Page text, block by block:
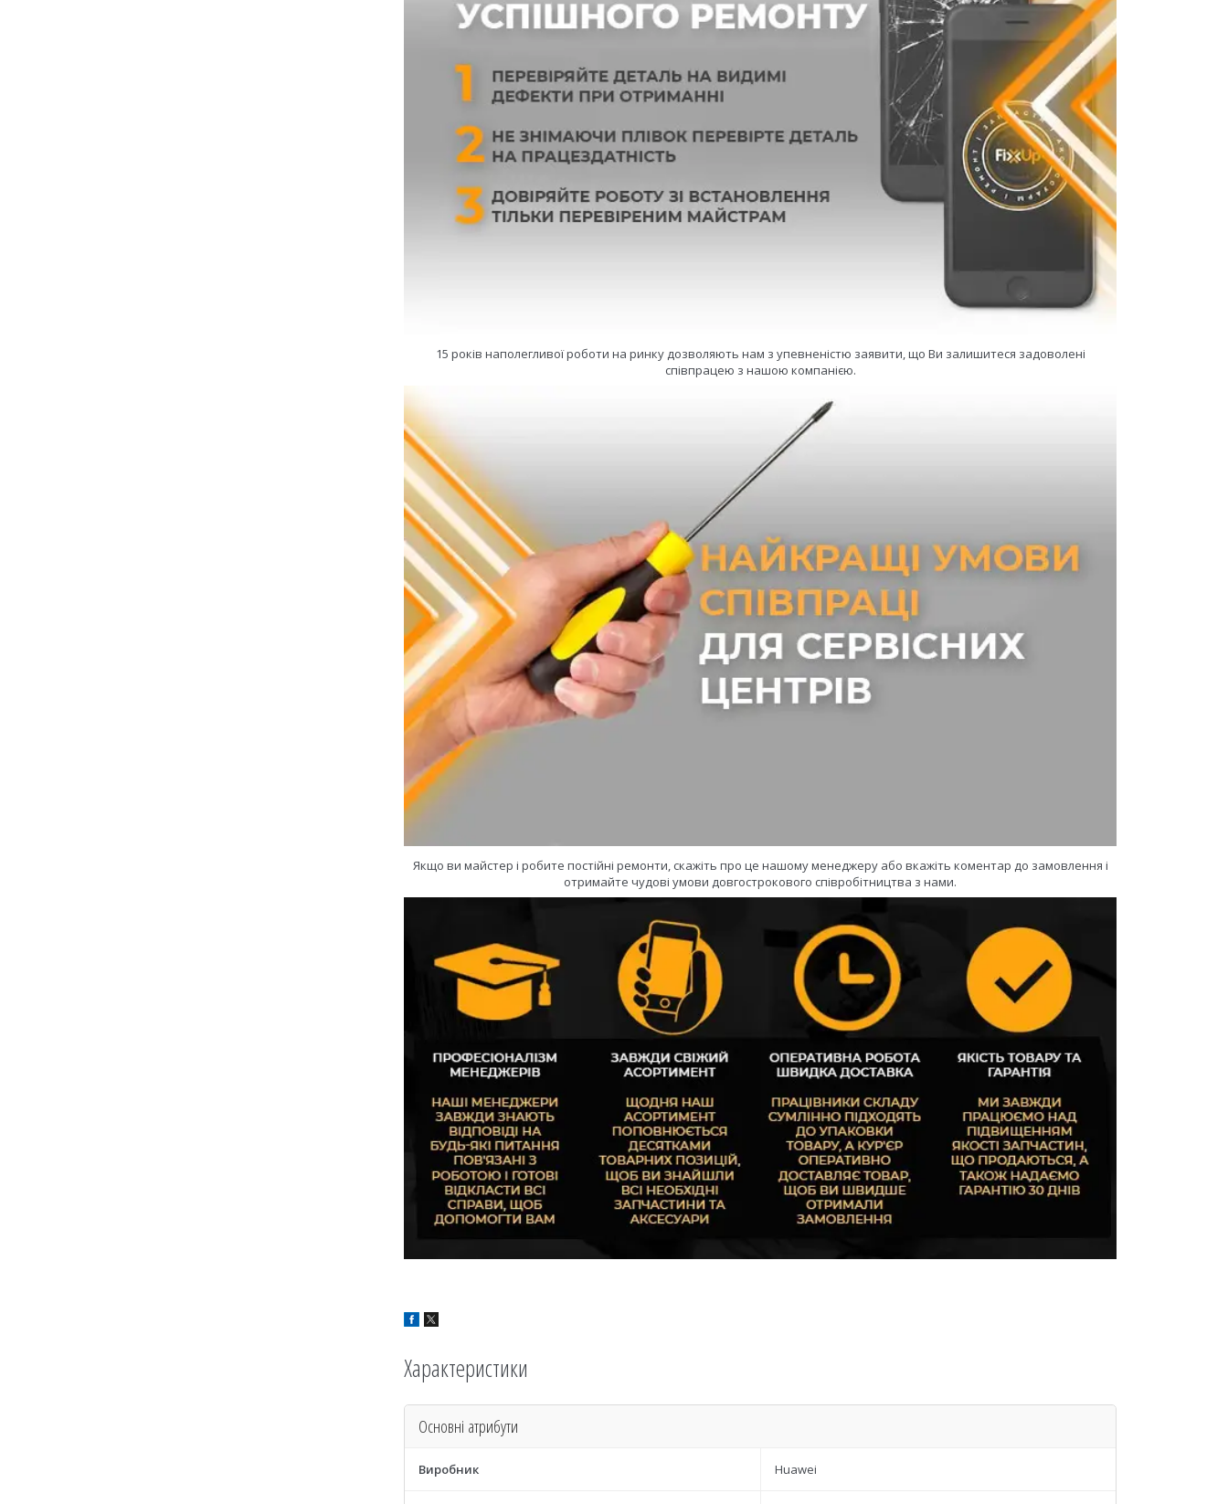
15 років наполегливої роботи на ринку дозволяють нам з упевненістю заявити, що Ви залишитеся задоволені
співпрацею з нашою компанією.
Якщо ви майстер і робите постійні ремонти, скажіть про це нашому менеджеру або вкажіть коментар до замовлення і
отримайте чудові умови довгострокового співробітництва з нами.
Характеристики
Основні атрибути
Виробник Huawei